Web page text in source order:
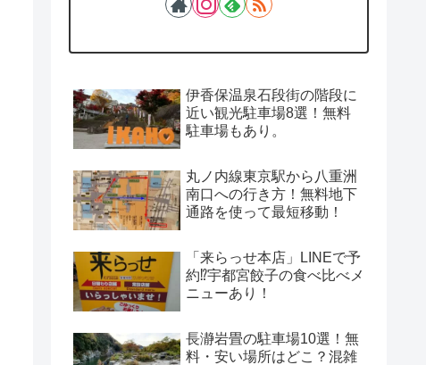
伊香保温泉石段街の階段に
近い観光駐車場8選！無料
駐車場もあり。
丸ノ内線東京駅から八重洲
南口への行き方！無料地下
通路を使って最短移動！
「来らっせ本店」LINEで予
約⁉宇都宮餃子の食べ比べメ
ニューあり！
長瀞岩畳の駐車場10選！無
料・安い場所はどこ？混雑